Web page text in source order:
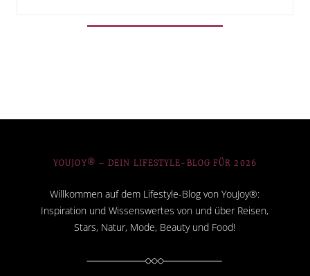
YOUJOY® – DEIN LIFESTYLE-BLOG FÜR 2026
Willkommen auf dem Lifestyle-Blog von YouJoy®:
Inspiration und Wissenswertes von und über Reisen,
Stars, Natur, Mode, Beauty und Food!